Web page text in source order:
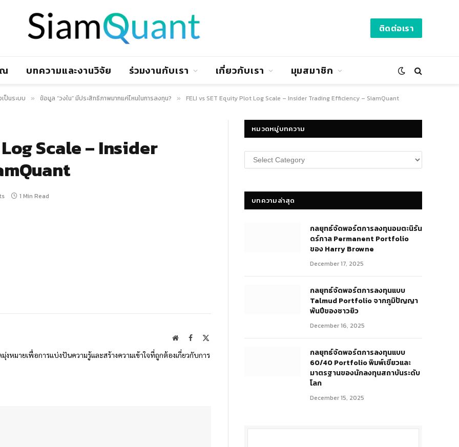
ติดต่อเรา
บทความและงานวิจัย ร่วมงานกับเรา เกี่ยวกับเรา มุมสมาชิก
ป็นระบบ » ข้อมูล “วงใน” มีประสิทธิภาพมากแค่ไหนในการลงทุน? » FELI vs SET Equity Plot Log Scale – Insider Trading Efficiency – SiamQuant
Scale – Insider
1 Min Read
WebsiteFacebook
งหมายเพื่อการแบ่งปันความรู้และสร้างความเข้าใจที่ถูกต้องเกี่ยวกับการ
หมวดหมู่บทความ
หมวด
หมู่
บทความล่าสุด
กลยุทธ์​จัดพอร์ตการลงทุนอมตะนิรัน
ดร์กาล Permanent Portfolio
ของ Harry Browne
December 17, 2025
กลยุทธ์จัดพอร์ตการลงทุนแบบ
Talmud Portfolio จากภูมิปัญญา
พันปีของชาวยิว
December 16, 2025
กลยุทธ์จัดพอร์ตการลงทุนแบบ
60/40 Portfolio พิมพ์เขียวและ
มาตรฐานของนักลงทุนสถาบันระดับ
โลก
December 15, 2025